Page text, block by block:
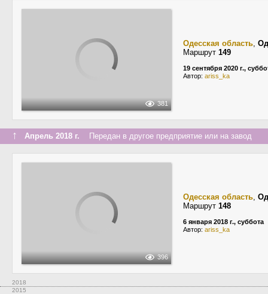
381
Одесская область,
Маршрут 149
19 сентября 2020 г.,
Автор: ariss_ka
↑ Апрель 2018 г. Передан в другое предприятие или на завод
396
Одесская область,
Маршрут 148
6 января 2018 г., суббота
Автор: ariss_ka
2018
2015